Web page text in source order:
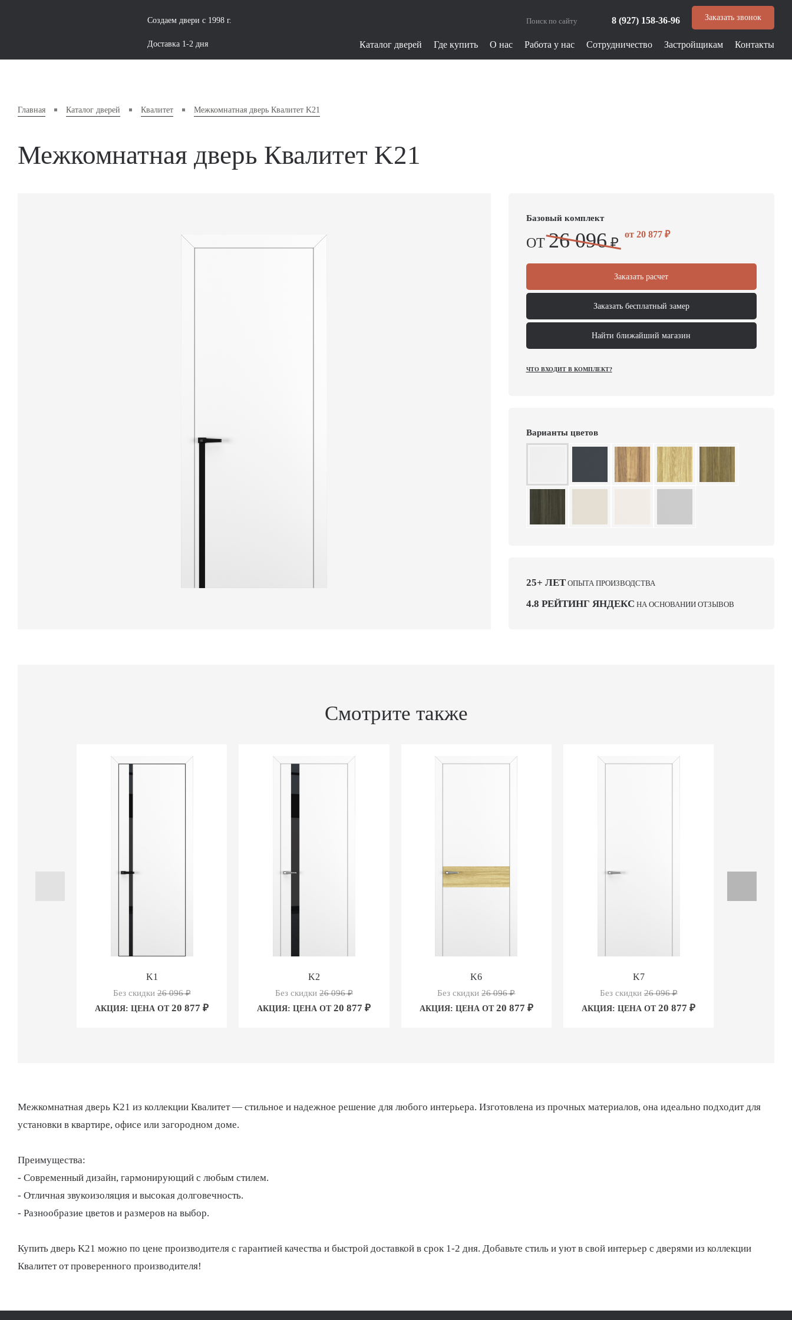
Создаем двери с 1998 г.
Доставка 1-2 дня
8 (927) 158-36-96 Заказать звонок
Каталог дверей Где купить О нас Работа у нас Сотрудничество Застройщикам Контакты
Главная Каталог дверей Квалитет Межкомнатная дверь Квалитет K21
Межкомнатная дверь Квалитет K21
Базовый комплект
ОТ 26 096₽
от 20 877₽
Заказать расчет
Заказать бесплатный замер
Найти ближайший магазин
ЧТО ВХОДИТ В КОМПЛЕКТ?
Варианты цветов
25+ ЛЕТОПЫТА ПРОИЗВОДСТВА
4.8 РЕЙТИНГ ЯНДЕКС НА ОСНОВАНИИ ОТЗЫВОВ
Смотрите также
K1
Без скидки26 096₽
АКЦИЯ: ЦЕНА ОТ20 877 ₽
K2
Без скидки 26 096₽
АКЦИЯ: ЦЕНА ОТ20 877 ₽
K6
Без скидки26 096₽
АКЦИЯ: ЦЕНА ОТ 20 877 ₽
K7
Без скидки26 096₽
АКЦИЯ: ЦЕНА ОТ20 877 ₽
Межкомнатная дверь K21 из коллекции Квалитет — стильное и надежное решение для любого интерьера. Изготовлена из прочных материалов, она идеально подходит для
установки в квартире, офисе или загородном доме.
Преимущества:
- Современный дизайн, гармонирующий с любым стилем.
- Отличная звукоизоляция и высокая долговечность.
- Разнообразие цветов и размеров на выбор.
Купить дверь K21 можно по цене производителя с гарантией качества и быстрой доставкой в срок 1-2 дня. Добавьте стиль и уют в свой интерьер с дверями из коллекции
Квалитет от проверенного производителя!